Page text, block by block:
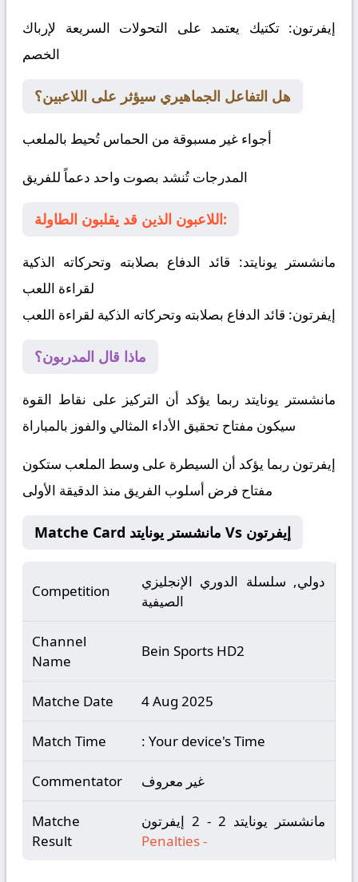
إيفرتون: تكتيك يعتمد على التحولات السريعة لإرباك
الخصم
هل التفاعل الجماهيري سيؤثر على اللاعبين؟
أجواء غير مسبوقة من الحماس تُحيط بالملعب
المدرجات تُنشد بصوت واحد دعماً للفريق
اللاعبون الذين قد يقلبون الطاولة:
مانشستر يونايتد: قائد الدفاع بصلابته وتحركاته الذكية
لقراءة اللعب
إيفرتون: قائد الدفاع بصلابته وتحركاته الذكية لقراءة اللعب
ماذا قال المدربون؟
مانشستر يونايتد ربما يؤكد أن التركيز على نقاط القوة
سيكون مفتاح تحقيق الأداء المثالي والفوز بالمباراة
إيفرتون ربما يؤكد أن السيطرة على وسط الملعب ستكون
مفتاح فرض أسلوب الفريق منذ الدقيقة الأولى
Matche Card مانشستر يونايتد Vs إيفرتون
Competition
دولي, سلسلة الدوري الإنجليزي
الصيفية
Channel
Name
Bein Sports HD2
Matche Date 4 Aug 2025
Match Time : Your device's Time
Commentator غير معروف
Matche
Result
مانشستر يونايتد 2 - 2 إيفرتون
Penalties-